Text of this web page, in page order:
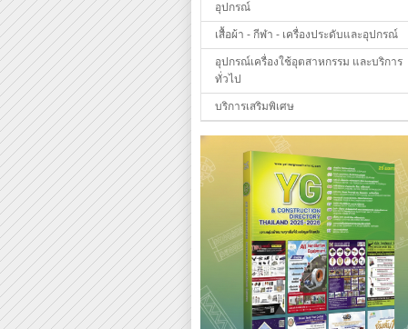
อุปกรณ์
เสื้อผ้า - กีฬา - เครื่องประดับและอุปกรณ์
อุปกรณ์เครื่องใช้อุตสาหกรรม และบริการ
ทั่วไป
บริการเสริมพิเศษ